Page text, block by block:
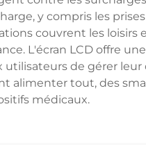
y compris les
couvrent les loisirs
L'écran LCD offre
de gérer
alimenter tout, des
médicaux.